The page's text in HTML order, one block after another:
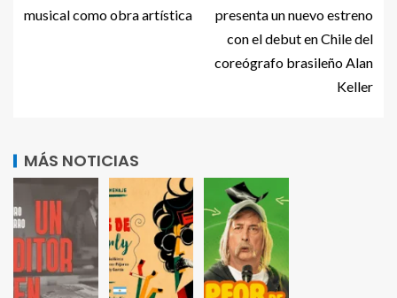
musical como obra artística
presenta un nuevo estreno
con el debut en Chile del
coreógrafo brasileño Alan
Keller
MÁS NOTICIAS